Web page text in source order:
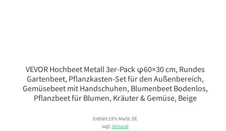
VEVOR Hochbeet Metall 3er-Pack φ60×30 cm, Rundes
Gartenbeet, Pflanzkasten-Set für den Außenbereich,
Gemüsebeet mit Handschuhen, Blumenbeet Bodenlos,
Pflanzbeet für Blumen, Kräuter & Gemüse, Beige
Enthält 19% MwSt. DE
zzgl.Versand